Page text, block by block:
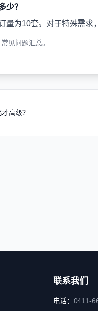
少？
量为10套。对于特殊需求
常见问题汇总。
高级？
联系我们
电话： 0411-